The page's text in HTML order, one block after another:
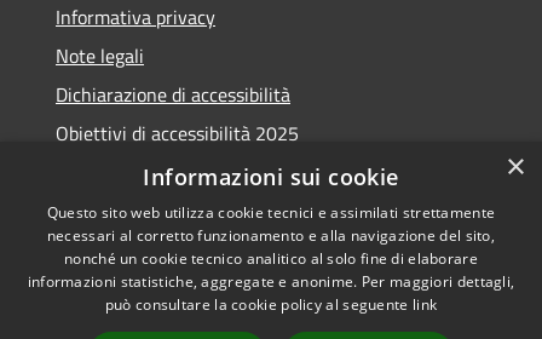
Informativa privacy
Note legali
Dichiarazione di accessibilità
Obiettivi di accessibilità 2025
Meccanismo di feedback
RSS
Accessibilità
Copyright © 2026 • Comune di
×
Informazioni sui cookie
Questo sito web utilizza cookie tecnici e assimilati strettamente
necessari al corretto funzionamento e alla navigazione del sito,
nonché un cookie tecnico analitico al solo fine di elaborare
informazioni statistiche, aggregate e anonime. Per maggiori dettagli,
può consultare la cookie policy al seguente link